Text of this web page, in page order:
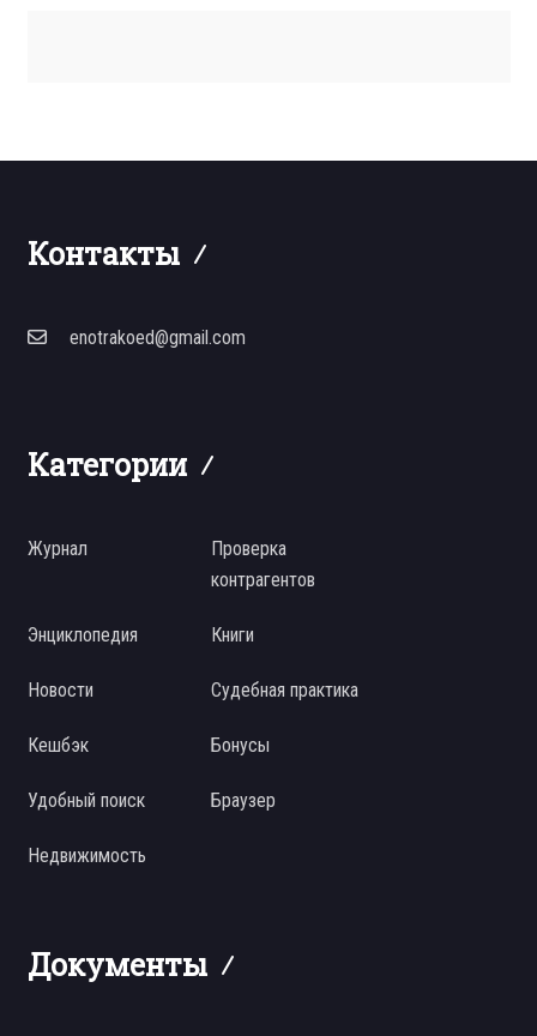
Контакты
enotrakoed@gmail.com
Категории
Журнал
Проверка
контрагентов
Энциклопедия Книги
Новости Судебная практика
Кешбэк Бонусы
Удобный поиск Браузер
Недвижимость
Документы